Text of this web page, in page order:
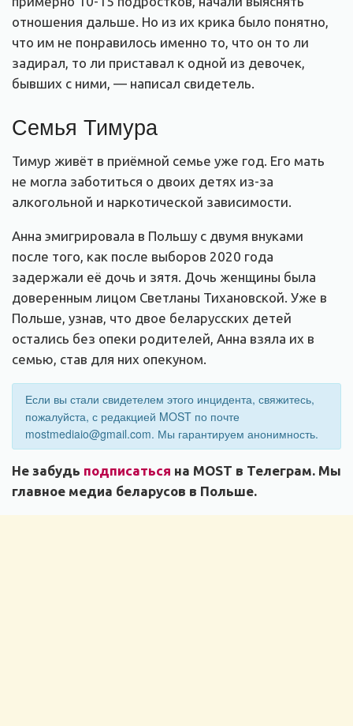
отношения дальше. Но из их крика было понятно,
что им не понравилось именно то, что он то ли
задирал, то ли приставал к одной из девочек,
бывших с ними, — написал свидетель.
Семья Тимура
Тимур живёт в приёмной семье уже год. Его мать
не могла заботиться о двоих детях из-за
алкогольной и наркотической зависимости.
Анна эмигрировала в Польшу с двумя внуками
после того, как после выборов 2020 года
задержали её дочь и зятя. Дочь женщины была
доверенным лицом Светланы Тихановской. Уже в
Польше, узнав, что двое беларусских детей
остались без опеки родителей, Анна взяла их в
семью, став для них опекуном.
Если вы стали свидетелем этого инцидента, свяжитесь,
пожалуйста, с редакцией MOST по почте
mostmediaio@gmail.com. Мы гарантируем анонимность.
Не забудь подписаться на MOST в Телеграм. Мы
главное медиа беларусов в Польше.